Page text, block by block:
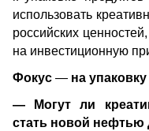
использовать
российских
на инвестиционную
Фокус — на упаковку
— Могут ли
стать новой нефтью